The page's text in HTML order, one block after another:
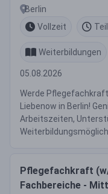
Berlin
Vollzeit
Weiterbildungen
05.08.2026
Werde
Liebenow in Berlin!
Arbeitszeiten,
Pflegefachkraft
Fachbereiche -